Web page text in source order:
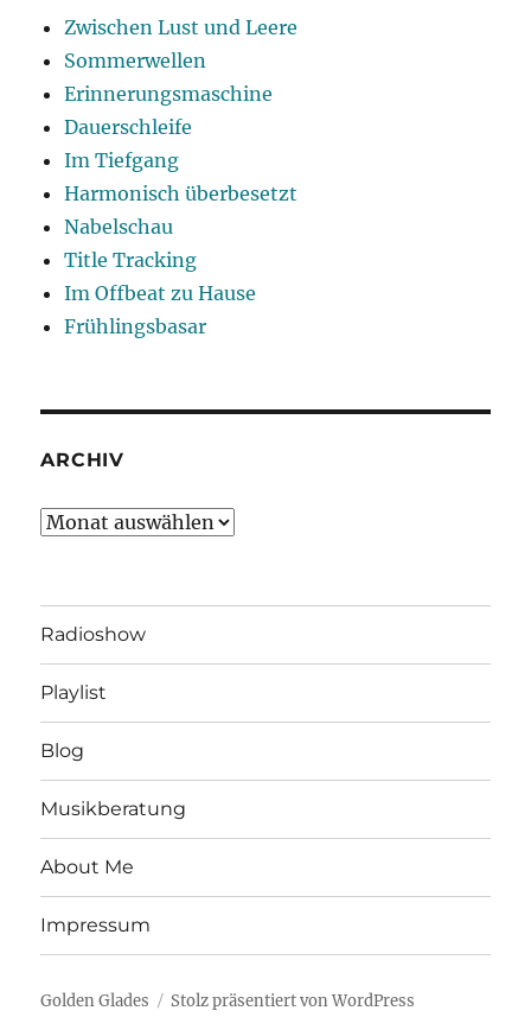
Zwischen Lust und Leere
Sommerwellen
Erinnerungsmaschine
Dauerschleife
Im Tiefgang
Harmonisch überbesetzt
Nabelschau
Title Tracking
Im Offbeat zu Hause
Frühlingsbasar
ARCHIV
Archiv
Radioshow
Playlist
Blog
Musikberatung
About Me
Impressum
Golden Glades Stolz präsentiert von WordPress